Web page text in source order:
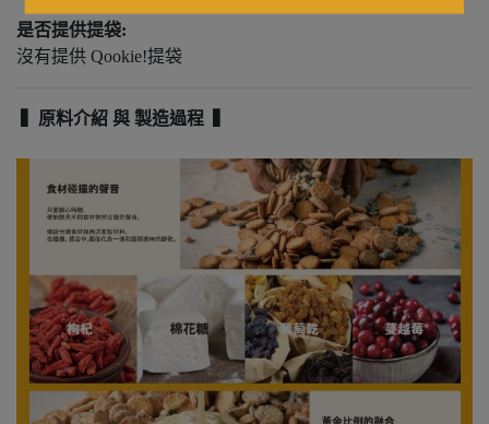
是否提供提袋:
沒有提供 Qookie!提袋
▍原料介紹 與 製造過程 ▍